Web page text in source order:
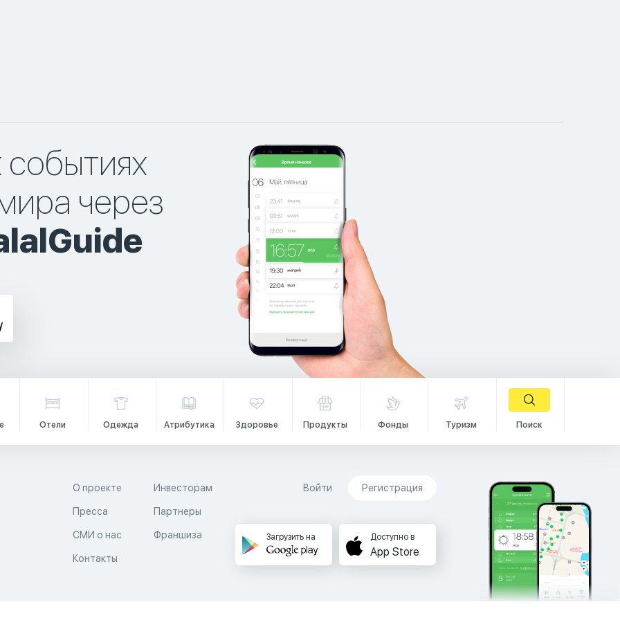
через
Отели Одежда Атрибутика Здоровье Продукты Фонды Туризм Поиск
О проекте
Пресса
СМИ о нас
Контакты
Инвесторам
Партнеры
Франшиза
Войти Регистрация
Загрузить на Доступно в
App Store